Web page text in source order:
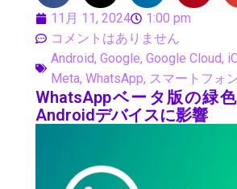
11月 11, 2024
1:00 pm
コメントはありません
Android, Google, Google Cloud,
Meta, WhatsApp, スマートフォ
WhatsAppベータ版の緑
Androidデバイスに影響